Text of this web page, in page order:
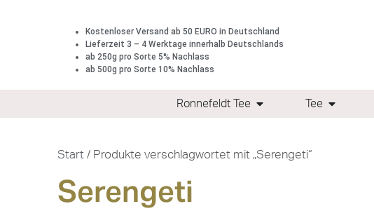
Kostenloser Versand ab 50 EURO in Deutschland
Lieferzeit 3 – 4 Werktage innerhalb Deutschlands
ab 250g pro Sorte 5% Nachlass
ab 500g pro Sorte 10% Nachlass
Ronnefeldt Tee Tee
Start / Produkte verschlagwortet mit „Serengeti“
Serengeti